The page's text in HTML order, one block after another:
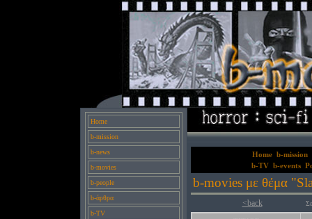
Home
b-mission
b-news
b-movies
b-people
b-άρθρα
b-TV
Home b-mission
b-TV b-events
b-movies με θέμα
<back